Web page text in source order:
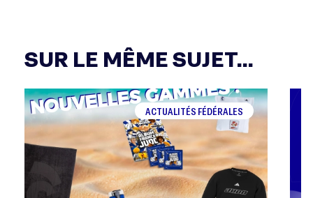
SUR LE MÊME SUJET...
ACTUALITÉS FÉDÉRALES